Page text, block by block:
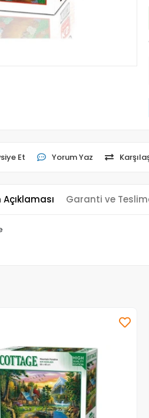
Et Yorum Yaz
Açıklaması Garanti ve